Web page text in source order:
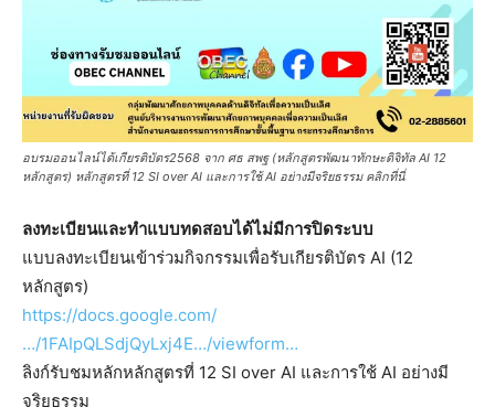
อบรมออนไลน์ได้เกียรติบัตร2568 จาก ศธ สพฐ (หลักสูตรพัฒนาทักษะดิจิทัล AI 12
หลักสูตร) หลักสูตรที่ 12 SI over AI และการใช้ AI อย่างมีจริยธรรม คลิกที่นี่
ลงทะเบียนและทำแบบทดสอบได้ไม่มีการปิดระบบ
แบบลงทะเบียนเข้าร่วมกิจกรรมเพื่อรับเกียรติบัตร AI (12
หลักสูตร)
https://docs.google.com/
…/1FAIpQLSdjQyLxj4E…/viewform…
ลิงก์รับชมหลักหลักสูตรที่ 12 SI over AI และการใช้ AI อย่างมี
จริยธรรม